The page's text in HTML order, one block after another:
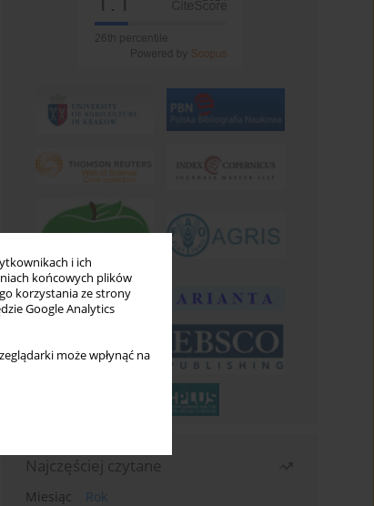
i ich
końcowych plików
korzystania ze strony
Google Analytics
może wpłynąć na
Najczęściej czytane
Miesiąc
Rok